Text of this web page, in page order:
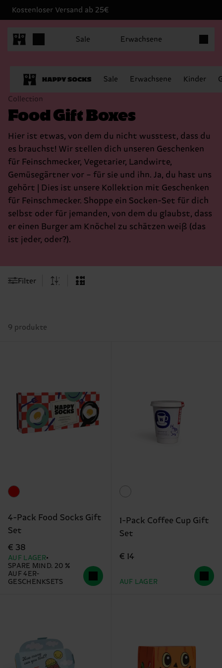
Kostenloser Versand ab 25€
Sale Erwachsene
Sale Erwachsene Kinder
Collection
Food Gift Boxes
Hier ist etwas, von dem du nicht wusstest, dass du
es brauchst! Wir stellen dich unseren Geschenken
für Feinschmecker, Vegetarier, Landwirte,
Gemüsegärtner vor – für sie und ihn. Ja, du hast uns
gehört | Dies ist unsere Kollektion mit Geschenken
für Feinschmecker. Shoppe ein Socken-Set für dich
selbst oder für jemanden, von dem du glaubst, dass
er einen Burger am Knöchel zu schätzen weiß (das
ist jeder, oder?).
Filter
9 produkte
4-Pack Food Socks Gift
Set
€ 38
AUF LAGER
SPARE MIND. 20 %
AUF 4ER-
GESCHENKSETS
1-Pack Coffee Cup Gift
Set
€ 14
AUF LAGER